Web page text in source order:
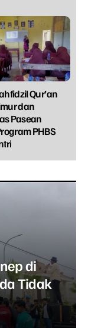
Qur’an
dan
Pasean
PHBS
di
Tidak